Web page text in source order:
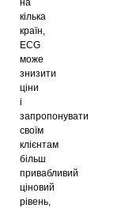
кілька
країн,
ECG
може
знизити
ціни
і
запропонувати
своїм
клієнтам
більш
привабливий
ціновий
рівень,